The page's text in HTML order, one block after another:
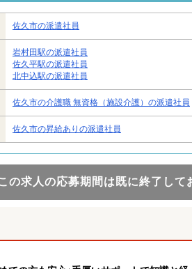
佐久市の派遣社員
岩村田駅の派遣社員
佐久平駅の派遣社員
北中込駅の派遣社員
佐久市の介護職 無資格（施設介護）の派遣社員
佐久市の昇給ありの派遣社員
の求人の応募期間は既に終了して